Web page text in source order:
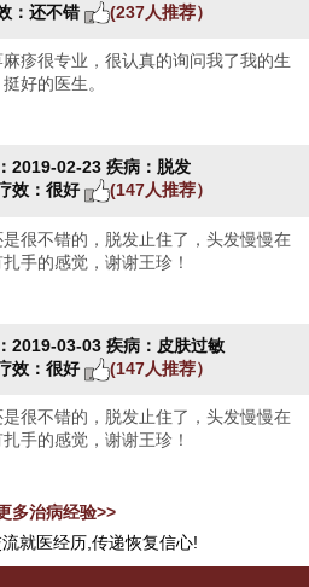
：还不错 (237人推荐）
疹很专业，很认真的询问我了我的生
好的医生。
2019-02-23 疾病：脱发
效：很好 (147人推荐）
很不错的，脱发止住了，头发慢慢在
手的感觉，谢谢王珍！
2019-03-03 疾病：皮肤过敏
效：很好 (147人推荐）
很不错的，脱发止住了，头发慢慢在
手的感觉，谢谢王珍！
多治病经验>>
就医经历,传递恢复信心!